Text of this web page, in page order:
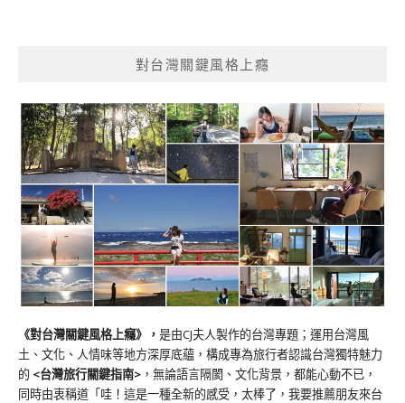
對台灣關鍵風格上癮
《對台灣關鍵風格上癮》 ， 是由CJ夫人製作的台灣專題；運用台灣風
土、文化、人情味等地方深厚底蘊，構成專為旅行者認識台灣獨特魅力
的 <台灣旅行關鍵指南> ，無論語言隔閡、文化背景，都能心動不已，
同時由衷稱道「哇！這是一種全新的感受，太棒了，我要推薦朋友來台